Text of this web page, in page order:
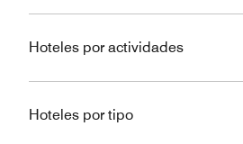
Hoteles por actividades
Hoteles por tipo